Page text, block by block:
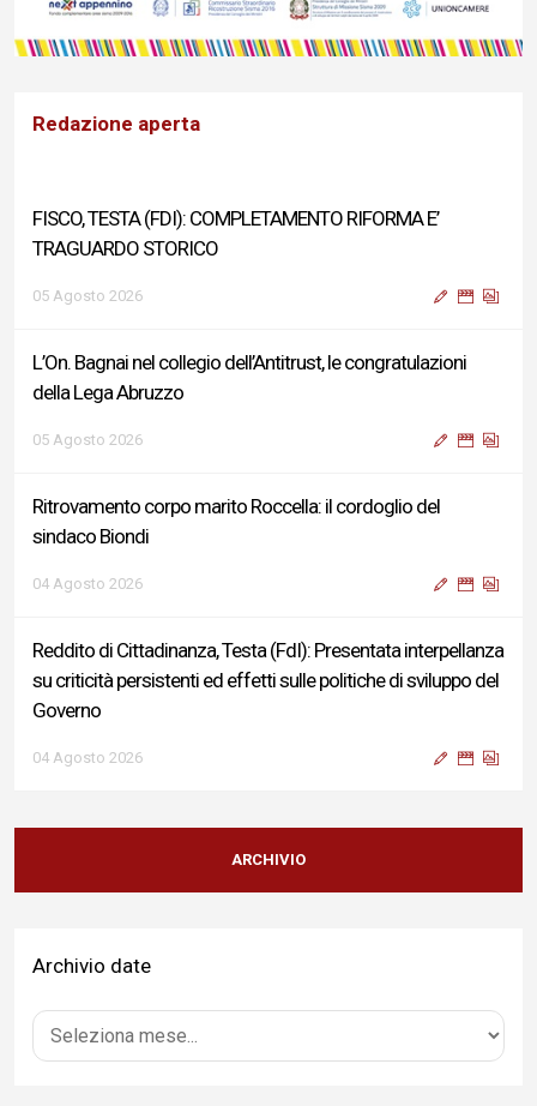
Redazione aperta
FISCO, TESTA (FDI): COMPLETAMENTO RIFORMA E’
TRAGUARDO STORICO
05 Agosto 2026
L’On. Bagnai nel collegio dell’Antitrust, le congratulazioni
della Lega Abruzzo
05 Agosto 2026
Ritrovamento corpo marito Roccella: il cordoglio del
sindaco Biondi
04 Agosto 2026
Reddito di Cittadinanza, Testa (FdI): Presentata interpellanza
su criticità persistenti ed effetti sulle politiche di sviluppo del
Governo
04 Agosto 2026
Sigismondi, Liris e Testa: “Profondo cordoglio e vicinanza al
Ministro Roccella e alla sua famiglia”
Terminal bus "Lorenzo Natali": modifiche temporanee alla
04 Agosto 2026
ARCHIVIO
Archivio date